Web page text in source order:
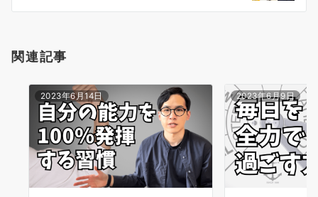
ン
関連記事
2023年6月14日 2023年6月9日